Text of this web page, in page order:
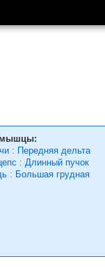
мышцы:
: Передняя дельта
: Длинный пучок
: Большая грудная